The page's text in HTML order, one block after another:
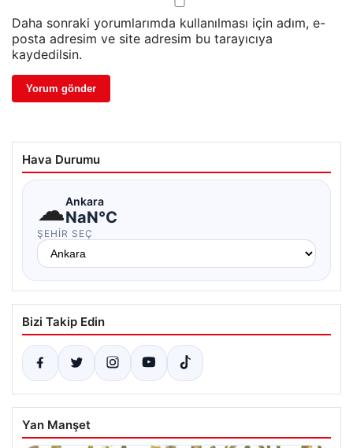
Daha sonraki yorumlarımda kullanılması için adım, e-
posta adresim ve site adresim bu tarayıcıya
kaydedilsin.
Hava Durumu
☁Ankara
NaN°C
ŞEHIR SEÇ
Bizi Takip Edin
Yan Manşet